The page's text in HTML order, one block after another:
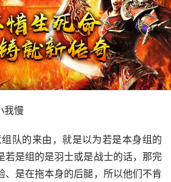
我慢
若是组的是羽士或是战士的话，那完
、是在拖本身的后腿，所以他们不肯